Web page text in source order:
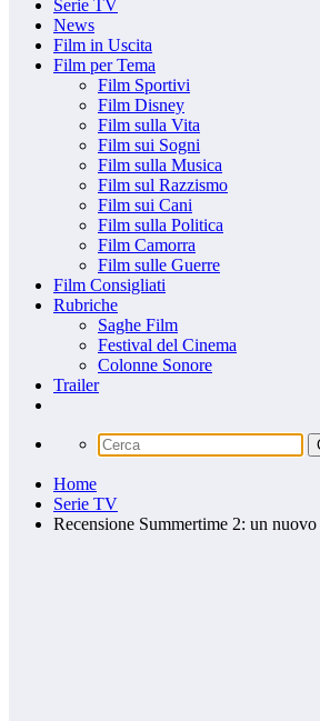
Serie TV
News
Film in Uscita
Film per Tema
Film Sportivi
Film Disney
Film sulla Vita
Film sui Sogni
Film sulla Musica
Film sul Razzismo
Film sui Cani
Film sulla Politica
Film Camorra
Film sulle Guerre
Film Consigliati
Rubriche
Saghe Film
Festival del Cinema
Colonne Sonore
Trailer
Home
Serie TV
Recensione Summertime 2: un